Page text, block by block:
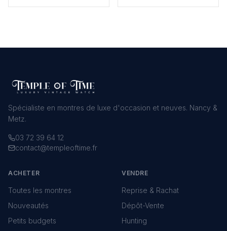
Spécialiste en montres de luxe d'occasion et neuves. Nancy &
Metz.
03 72 39 64 12
contact@templeoftime.fr
ACHETER
Toutes les montres
Nouveautés
Petits budgets
VENDRE
Reprise & Rachat
Dépôt-Vente
Hunting